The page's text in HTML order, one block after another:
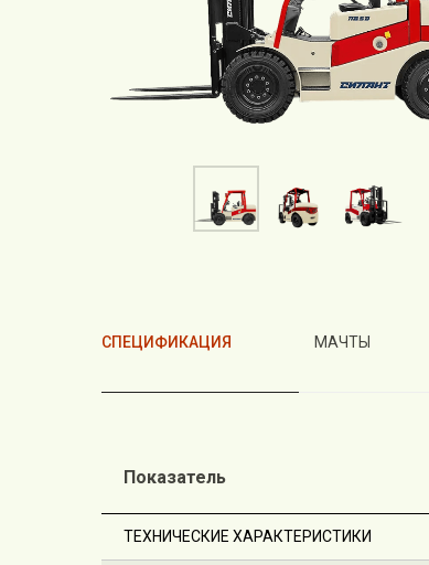
СПЕЦИФИКАЦИЯ МАЧТЫ
Показатель
ТЕХНИЧЕСКИЕ ХАРАКТЕРИСТИКИ